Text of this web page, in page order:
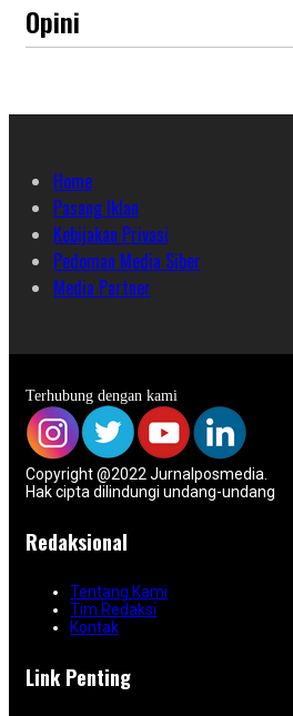
Opini
Home
Pasang Iklan
Kebijakan Privasi
Pedoman Media Siber
Media Partner
Terhubung dengan kami
Copyright @2022 Jurnalposmedia.
Hak cipta dilindungi undang-undang
Redaksional
Tentang Kami
Tim Redaksi
Kontak
Link Penting